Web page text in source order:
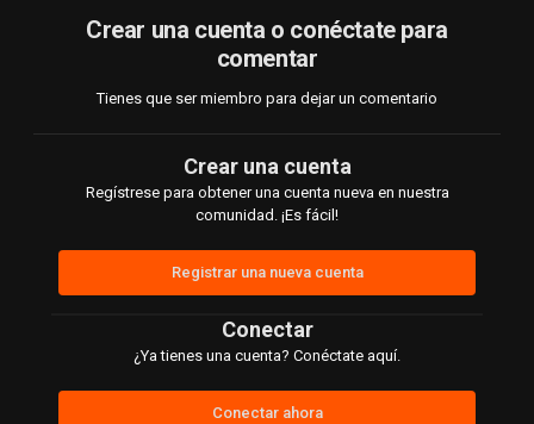
Crear una cuenta o conéctate para
comentar
Tienes que ser miembro para dejar un comentario
Crear una cuenta
Regístrese para obtener una cuenta nueva en nuestra
comunidad. ¡Es fácil!
Registrar una nueva cuenta
Conectar
¿Ya tienes una cuenta? Conéctate aquí.
Conectar ahora